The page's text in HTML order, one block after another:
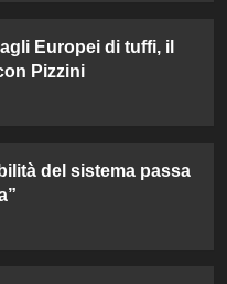
Europei di tuffi, il
Pizzini
del sistema passa